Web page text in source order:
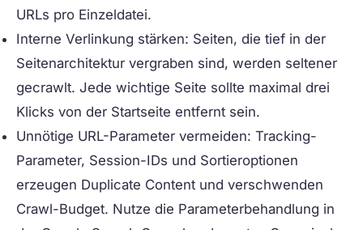
URLs pro Einzeldatei.
Interne Verlinkung stärken: Seiten, die tief in der
Seitenarchitektur vergraben sind, werden seltener
gecrawlt. Jede wichtige Seite sollte maximal drei
Klicks von der Startseite entfernt sein.
Unnötige URL-Parameter vermeiden: Tracking-
Parameter, Session-IDs und Sortieroptionen
erzeugen Duplicate Content und verschwenden
Crawl-Budget. Nutze die Parameterbehandlung in